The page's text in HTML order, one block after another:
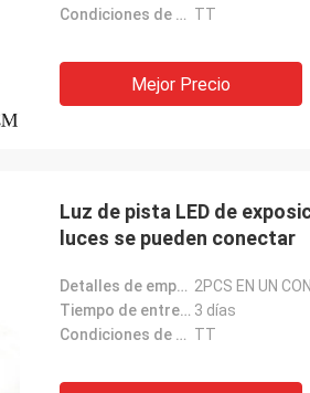
Condiciones de pago: TT
Mejor Precio
Luz de pista LED de
luces se pueden conectar
Detalles de empaquetado: 2PCS EN UN
Tiempo de entrega: 3 días
Condiciones de pago: TT